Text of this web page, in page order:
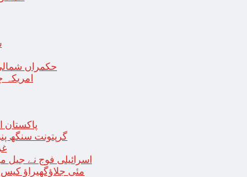
حکمراں
گرپتونت سنگھ
< > اسرائیلی فوج نے
9 مئی جلاؤگھیراؤ کیس: 8 پی ٹی آئی رہنماؤں کے ناقابل ضمانت وارنٹ گرفتاری